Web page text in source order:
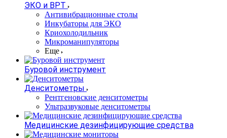
ЭКО и ВРТ
Антивибрационные столы
Инкубаторы для ЭКО
Криохолодильник
Микроманипуляторы
Еще
Буровой инструмент
Денситометры
Рентгеновские денситометры
Ультразвуковые денситометры
Медицинские дезинфицирующие средства